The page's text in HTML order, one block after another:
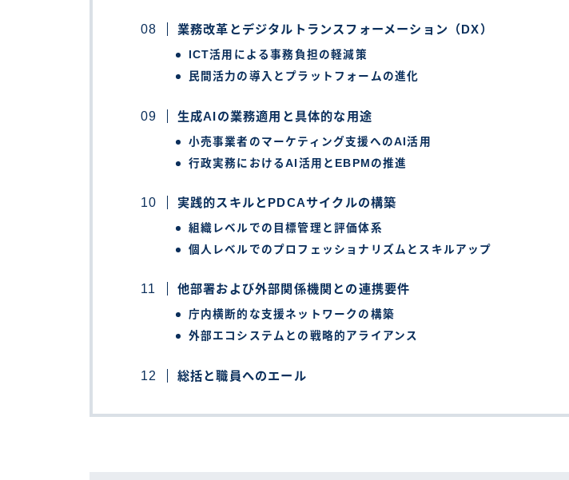
業務改革とデジタルトランスフォーメーション（DX）
ICT活用による事務負担の軽減策
民間活力の導入とプラットフォームの進化
生成AIの業務適用と具体的な用途
小売事業者のマーケティング支援へのAI活用
行政実務におけるAI活用とEBPMの推進
実践的スキルとPDCAサイクルの構築
組織レベルでの目標管理と評価体系
個人レベルでのプロフェッショナリズムとスキルアップ
他部署および外部関係機関との連携要件
庁内横断的な支援ネットワークの構築
外部エコシステムとの戦略的アライアンス
総括と職員へのエール